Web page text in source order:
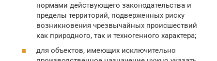
нормами действующего законодательства и
пределы территорий, подверженных риску
возникновения чрезвычайных происшествий
как природного, так и техногенного характера;
для объектов, имеющих исключительно